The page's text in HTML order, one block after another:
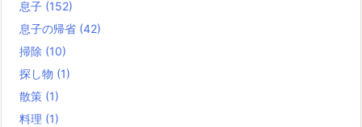
息子 (152)
息子の帰省 (42)
掃除 (10)
探し物 (1)
散策 (1)
料理 (1)